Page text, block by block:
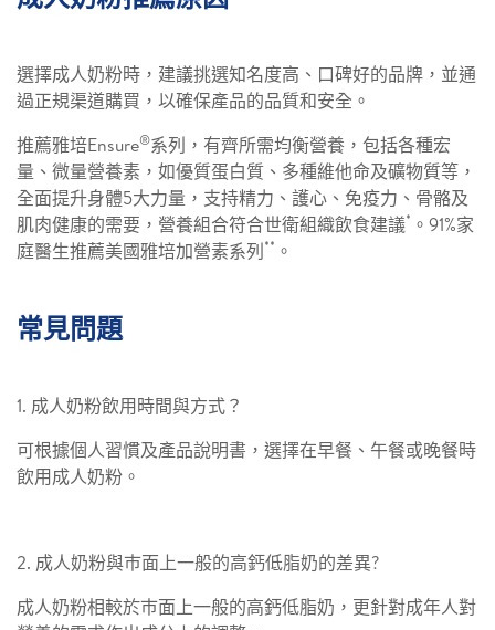
選擇成人奶粉時，建議挑選知名度高、口碑好的品牌，並通
過正規渠道購買，以確保產品的品質和安全。
推薦雅培Ensure®系列，有齊所需均衡營養，包括各種宏
量、微量營養素，如優質蛋白質、多種維他命及礦物質等，
全面提升身體5大力量，支持精力、護心、免疫力、骨骼及
肌肉健康的需要，營養組合符合世衛組織飲食建議* 。91%家
庭醫生推薦美國雅培加營素系列** 。
常見問題
1. 成人奶粉飲用時間與方式？
可根據個人習慣及產品說明書，選擇在早餐、午餐或晚餐時
飲用成人奶粉。
2. 成人奶粉與巿面上一般的高鈣低脂奶的差異?
成人奶粉相較於巿面上一般的高鈣低脂奶，更針對成年人對